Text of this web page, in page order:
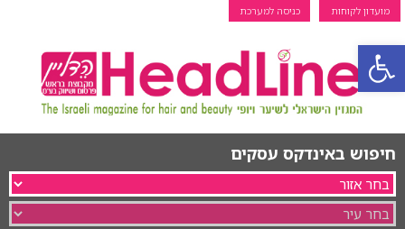
פתח סרגל נגישות
מועדון לקוחות כניסה למערכת
חיפוש באינדקס עסקים